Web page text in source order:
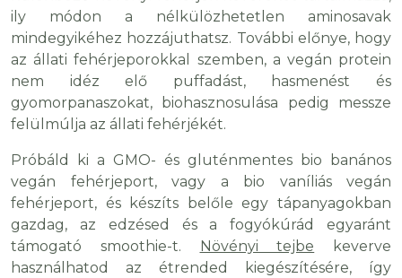
ily módon a nélkülözhetetlen aminosavak
mindegyikéhez hozzájuthatsz. További előnye, hogy
az állati fehérjeporokkal szemben, a vegán protein
nem idéz elő puffadást, hasmenést és
gyomorpanaszokat, biohasznosulása pedig messze
felülmúlja az állati fehérjékét.
Próbáld ki a GMO- és gluténmentes bio banános
vegán fehérjeport, vagy a bio vaníliás vegán
fehérjeport, és készíts belőle egy tápanyagokban
gazdag, az edzésed és a fogyókúrád egyaránt
támogató smoothie-t.
Növényi tejbe keverve
használhatod az étrended kiegészítésére, így